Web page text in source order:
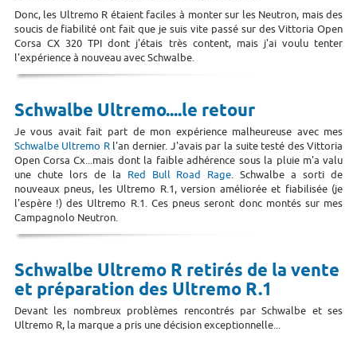
Donc, les Ultremo R étaient faciles à monter sur les Neutron, mais des
soucis de fiabilité ont fait que je suis vite passé sur des Vittoria Open
Corsa CX 320 TPI dont j'étais très content, mais j'ai voulu tenter
l'expérience à nouveau avec Schwalbe.
Schwalbe Ultremo....le retour
Je vous avait fait part de mon expérience malheureuse avec mes
Schwalbe Ultremo Rl'an dernier. J'avais par la suite testé des Vittoria
Open Corsa Cx...mais dont la faible adhérence sous la pluie m'a valu
une chute lors de la Red Bull Road Rage. Schwalbe a sorti de
nouveaux pneus, les Ultremo R.1, version améliorée et fiabilisée (je
l'espère !) des Ultremo R.1. Ces pneus seront donc montés sur mes
Campagnolo Neutron.
Schwalbe Ultremo R retirés de la vente
et préparation des Ultremo R.1
Devant les nombreux problèmes rencontrés par Schwalbe et ses
Ultremo R, la marque a pris une décision exceptionnelle...